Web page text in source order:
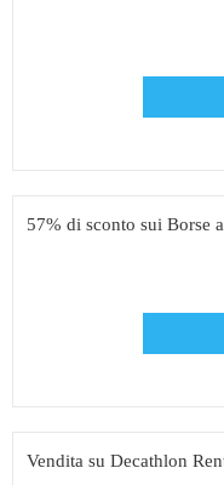
57% di sconto sui Borse
Vendita su Decathlon